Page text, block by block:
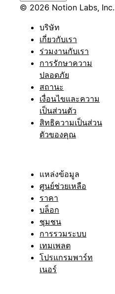
© 2026 Notion Labs, Inc.
บริษัท
เกี่ยวกับเรา
ร่วมงานกับเรา
การรักษาความ
ปลอดภัย
สถานะ
เงื่อนไขและความ
เป็นส่วนตัว
สิทธิความเป็นส่วน
ตัวของคุณ
แหล่งข้อมูล
ศูนย์ช่วยเหลือ
ราคา
บล็อก
ชุมชน
การรวมระบบ
เทมเพลต
โปรแกรมพาร์ท
เนอร์